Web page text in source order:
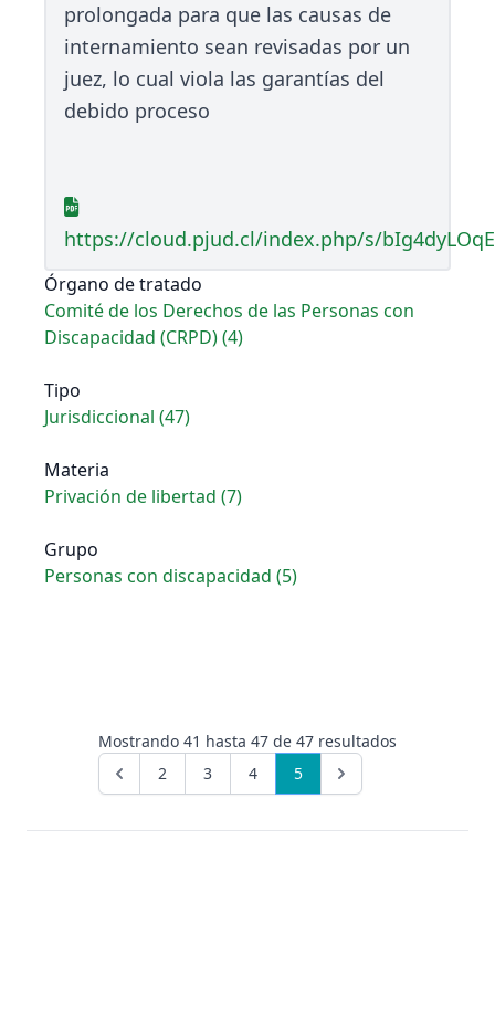
prolongada para que las causas de
internamiento sean revisadas por un
juez, lo cual viola las garantías del
debido proceso
https://cloud.pjud.cl/index.php/s/
Órgano de tratado
Comité de los Derechos de las Personas con
Discapacidad (CRPD) (4)
Tipo
Jurisdiccional (47)
Materia
Privación de libertad (7)
Grupo
Personas con discapacidad (5)
Mostrando 41 hasta 47 de 47 resultados
2
3 4 5